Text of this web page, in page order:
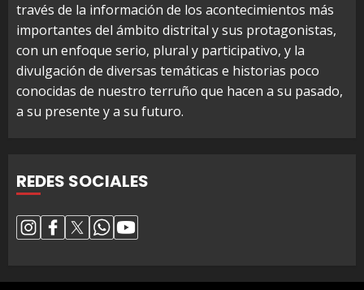
través de la información de los acontecimientos más
importantes del ámbito distrital y sus protagonistas,
con un enfoque serio, plural y participativo, y la
divulgación de diversas temáticas e historias poco
conocidas de nuestro terruño que hacen a su pasado,
a su presente y a su futuro.
REDES SOCIALES